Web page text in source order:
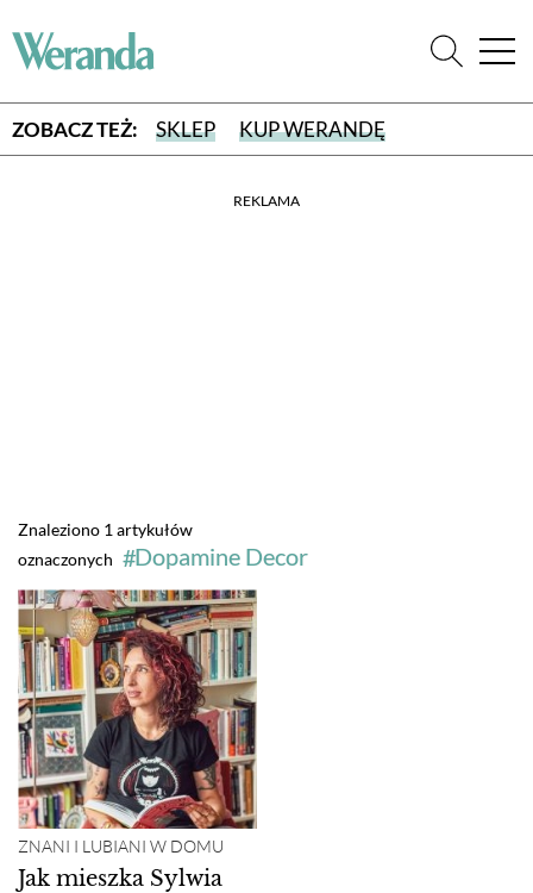
ZOBACZ TEŻ: SKLEP KUP WERANDĘ
REKLAMA
Znaleziono 1 artykułów
oznaczonych
Dopamine Decor
ZNANI I LUBIANI W DOMU
Jak mieszka Sylwia